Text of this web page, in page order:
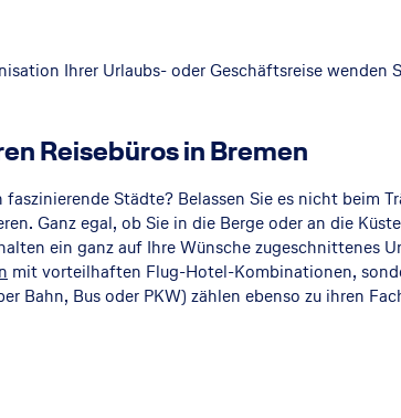
Ihrer Urlaubs- oder Geschäftsreise wenden
Reisebüros in Bremen
Städte? Belassen Sie es nicht beim
Ganz egal, ob Sie in die Berge oder an die
ein ganz auf Ihre Wünsche zugeschnittenes
mit vorteilhaften Flug-Hotel-Kombinationen,
Bahn, Bus oder PKW) zählen ebenso zu ihren